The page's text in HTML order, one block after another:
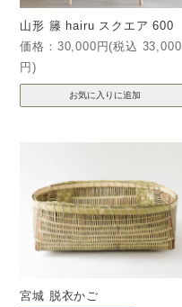
山形 籐 hairu スクエア 600
価格：30,000円(税込 33,000
円)
宮城 脱衣かご